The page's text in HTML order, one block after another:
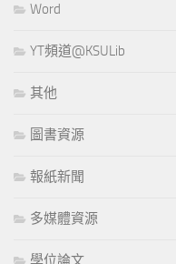
Word
YT頻道@KSULib
其他
圖書資源
報紙新聞
多媒體資源